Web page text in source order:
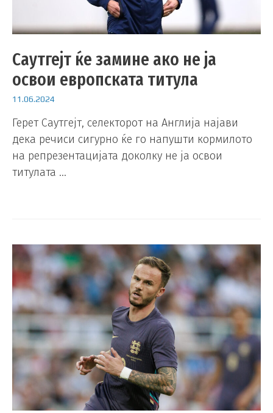
Саутгејт ќе замине ако не ја
освои европската титула
11.06.2024
Герет Саутгејт, селекторот на Англија најави
дека речиси сигурно ќе го напушти кормилото
на репрезентацијата доколку не ја освои
титулата …